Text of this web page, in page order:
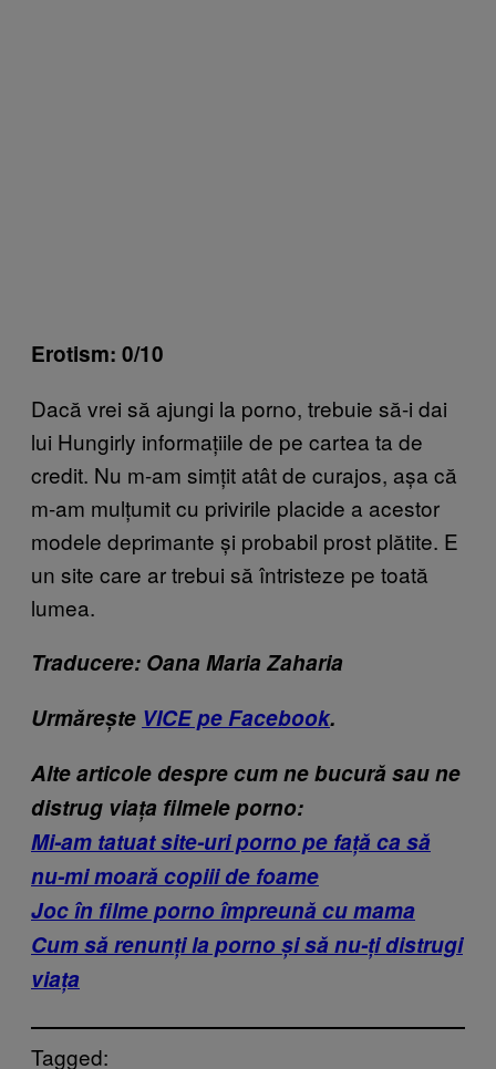
Erotism: 0/10
Dacă vrei să ajungi la porno, trebuie să-i dai
lui Hungirly informațiile de pe cartea ta de
credit. Nu m-am simțit atât de curajos, așa că
m-am mulțumit cu privirile placide a acestor
modele deprimante și probabil prost plătite. E
un site care ar trebui să întristeze pe toată
lumea.
Traducere: Oana Maria Zaharia
Urmărește VICE pe Facebook.
Alte articole despre cum ne bucură sau ne
distrug viața filmele porno:
Mi-am tatuat site-uri porno pe față ca să
nu-mi moară copiii de foame
Joc în filme porno împreună cu mama
Cum să renunți la porno și să nu-ți distrugi
viața
Tagged: